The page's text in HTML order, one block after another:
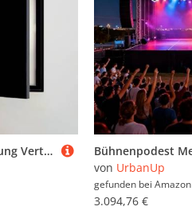
Stromkasten Verkleidung Vertikale, Einfarbige Wand-Schaltkastenabdeckung, Minimalistische Sicherungskastenabdeckung im Klappdesign, Sicherungskastenabdeckung(Black,60 x 70cm (23 5/8" x 27 1/2"))
von UrbanUp
gefunden bei Amazon
3.094,76 €